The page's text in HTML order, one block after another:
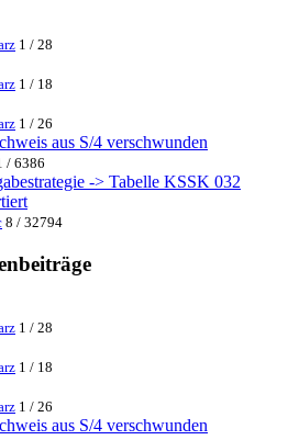
1 / 28
1 / 18
1 / 26
aus S/4 verschwunden
/ 6386
-> Tabelle KSSK 032
8 / 32794
1 / 28
1 / 18
1 / 26
aus S/4 verschwunden